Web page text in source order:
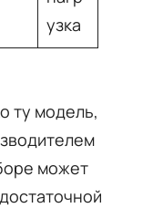
узка
ту модель,
может